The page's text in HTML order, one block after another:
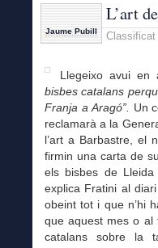
Jaume Pubill
L’art
Classificat
Llegeixo avui en
bisbes catalans
Franja a Aragó”. Un
reclamarà a la
l’art a Barbastre, el
firmin una carta de
els bisbes de
explica Fratini al
obeint tot i que n’hi
que aquest mes o al
catalans sobre la